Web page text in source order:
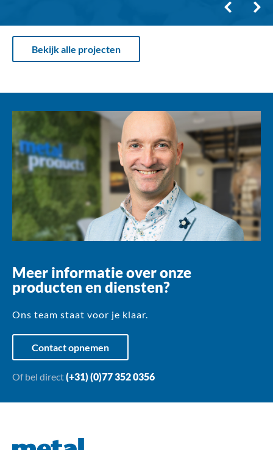
Bekijk alle projecten
Meer informatie over onze
producten en diensten?
Ons team staat voor je klaar.
Contact opnemen
Of bel direct(+31) (0)77 352 0356